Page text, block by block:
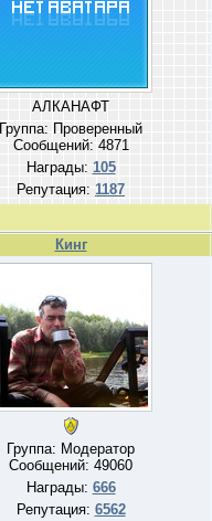
АЛКАНАФТ
Группа: Проверенный
Сообщений: 4871
Награды: 105
Репутация: 1187
Кинг
Группа: Модератор
Сообщений: 49060
Награды: 666
Репутация: 6562